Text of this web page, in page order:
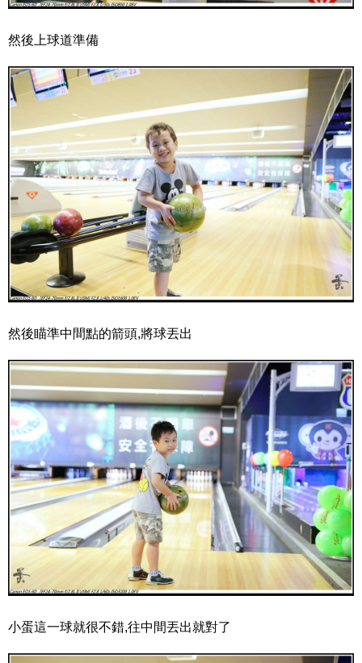
然後上球道準備
然後瞄準中間點的箭頭,將球丟出
小蛋這一球就很不錯,往中間丟出就對了